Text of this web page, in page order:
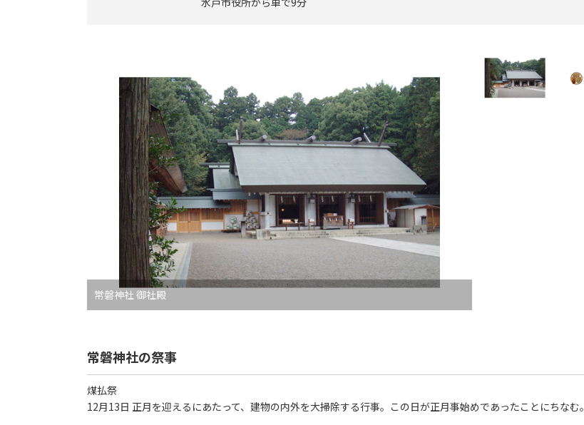
常磐神社 御社殿
常磐神社の祭事
煤払祭
12月13日 正月を迎えるにあたって、建物の内外を大掃除する行事。この日が正月事始めであったことにちなむ。